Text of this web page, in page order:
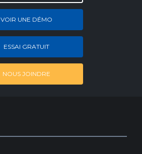
VOIR UNE DÉMO
ESSAI GRATUIT
NOUS JOINDRE